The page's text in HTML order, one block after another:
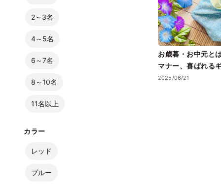
2～3名
4～5名
6～7名
8～10名
11名以上
カラー
レッド
ブルー
お歳暮・お中元と
マナー、喜ばれる
トまで徹底解説！
2025/06/21